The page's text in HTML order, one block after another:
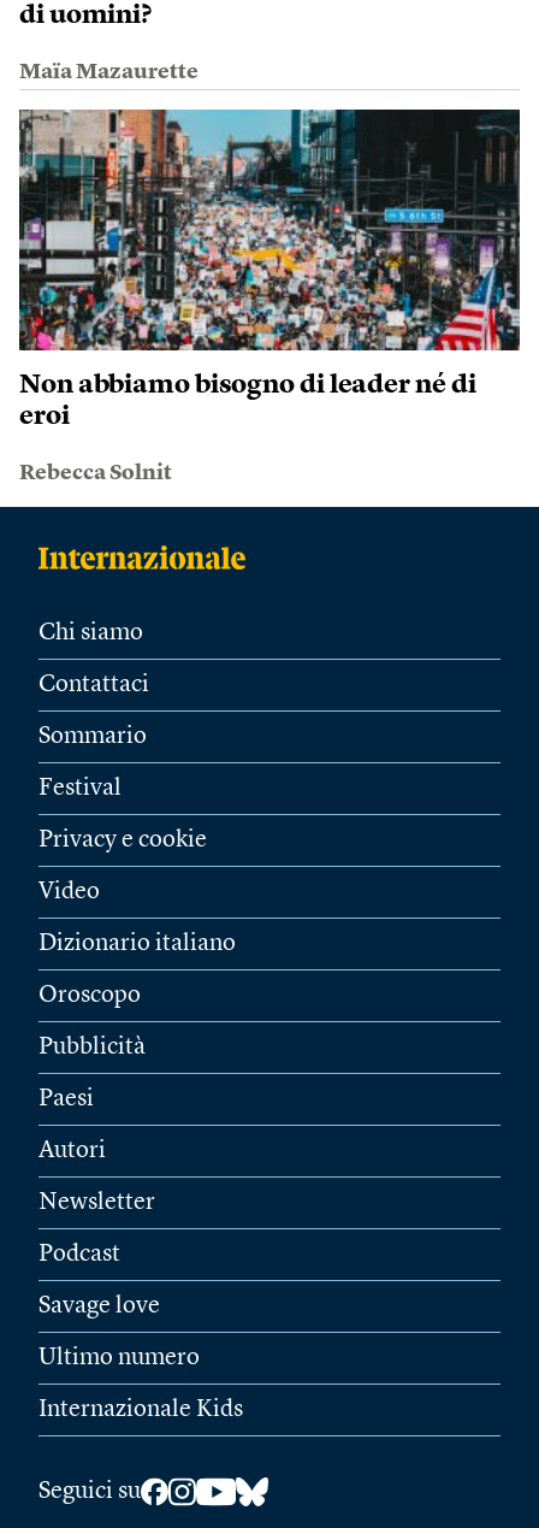
di uomini?
Maïa Mazaurette
Non abbiamo bisogno di leader né di
eroi
Rebecca Solnit
Chi siamo
Contattaci
Sommario
Festival
Privacy e cookie
Video
Dizionario italiano
Oroscopo
Pubblicità
Paesi
Autori
Newsletter
Podcast
Savage love
Ultimo numero
Internazionale Kids
Seguici su